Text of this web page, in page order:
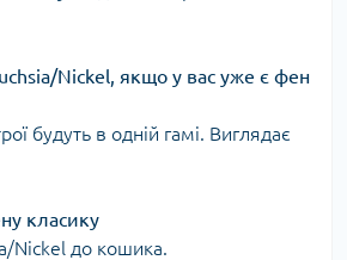
Nickel, якщо у вас уже є фен
будуть в одній гамі. Виглядає
класику
Nickel до кошика.